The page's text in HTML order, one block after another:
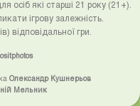
осіб які старші 21 року (21+).
ігрову залежність.
відповідальної гри.
Олександр Кушнерьов
Мельник